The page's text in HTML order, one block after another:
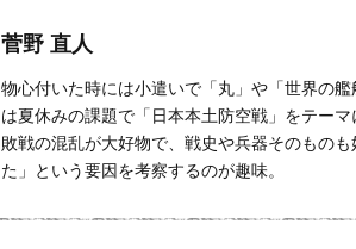
菅野 直人
物心付いた時には小遣いで「丸」や「世界の
は夏休みの課題で「日本本土防空戦」をテー
敗戦の混乱が大好物で、戦史や兵器そのもの
た」という要因を考察するのが趣味。